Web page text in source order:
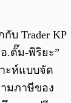
บ Trader KP
.ตั๊ม-พิริยะ”
ะห์แบบจัด
มภาษีของ